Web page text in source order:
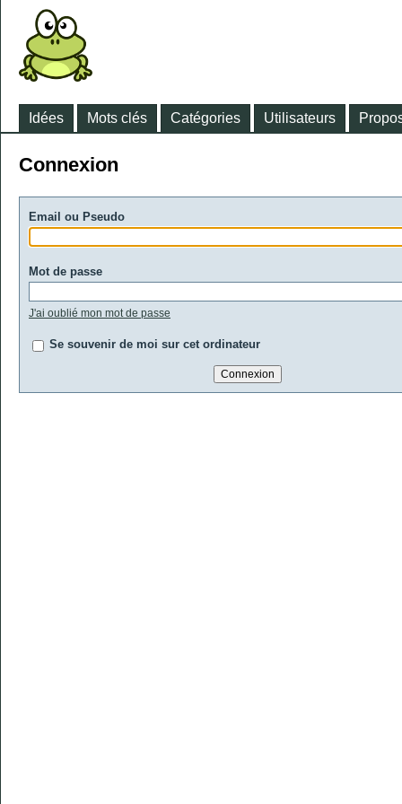
Idées Mots clés Catégories Utilisateurs
Connexion
Email ou Pseudo
Mot de passe
J'ai oublié mon mot de passe
Se souvenir de moi sur cet ordinateur